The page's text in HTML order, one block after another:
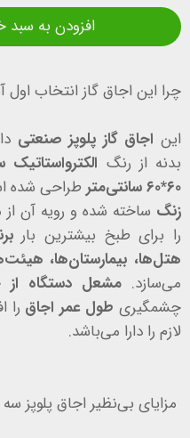
چرا این اجاق گاز انتخاب
این اجاق گاز پلوپز صنعتی
بدنه از رنگ
۶۰*۶۰ سانتی‌متر
طراحی شده
زنگ ساخته شده و رویه آن
را برای طبخ بیشترین بار
هتل‌ها، بیمارستان‌ها،
می‌سازد. مشعل دستگاه
چشمگیری طول عمر اجاق را
لازم را دارا می‌باشد.
مزایای بی‌نظیر اجاق پلوپز
افزودن به سبد